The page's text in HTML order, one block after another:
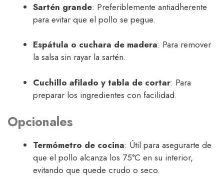
Sartén grande: Preferiblemente antiadherente
para evitar que el pollo se pegue.
Espátula o cuchara de madera: Para remover
la salsa sin rayar la sartén.
Cuchillo afilado y tabla de cortar: Para
preparar los ingredientes con facilidad.
Opcionales
Termómetro de cocina: Útil para asegurarte de
que el pollo alcanza los 75°C en su interior,
evitando que quede crudo o seco.